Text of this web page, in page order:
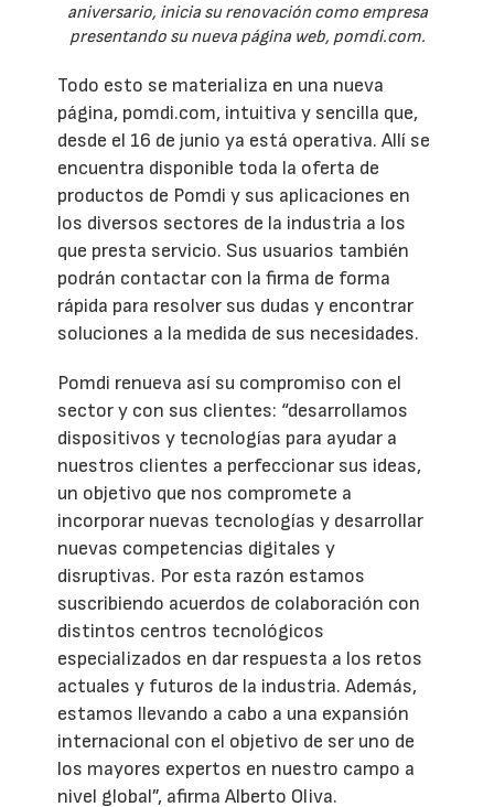
aniversario, inicia su renovación como empresa
presentando su nueva página web, pomdi.com.
Todo esto se materializa en una nueva
página, pomdi.com, intuitiva y sencilla que,
desde el 16 de junio ya está operativa. Allí se
encuentra disponible toda la oferta de
productos de Pomdi y sus aplicaciones en
los diversos sectores de la industria a los
que presta servicio. Sus usuarios también
podrán contactar con la firma de forma
rápida para resolver sus dudas y encontrar
soluciones a la medida de sus necesidades.
Pomdi renueva así su compromiso con el
sector y con sus clientes: “desarrollamos
dispositivos y tecnologías para ayudar a
nuestros clientes a perfeccionar sus ideas,
un objetivo que nos compromete a
incorporar nuevas tecnologías y desarrollar
nuevas competencias digitales y
disruptivas. Por esta razón estamos
suscribiendo acuerdos de colaboración con
distintos centros tecnológicos
especializados en dar respuesta a los retos
actuales y futuros de la industria. Además,
estamos llevando a cabo a una expansión
internacional con el objetivo de ser uno de
los mayores expertos en nuestro campo a
nivel global”, afirma Alberto Oliva.